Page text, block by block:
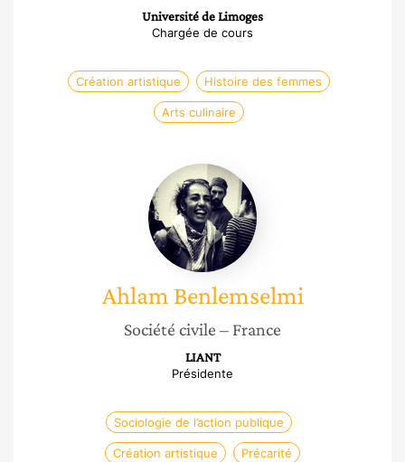
Université de Limoges
Chargée de cours
Création artistique Histoire des femmes
Arts culinaire
Ahlam
Benlemselmi
Ahlam Benlemselmi
Société civile – France
LIANT
Présidente
Sociologie de l’action publique
Création artistique Précarité